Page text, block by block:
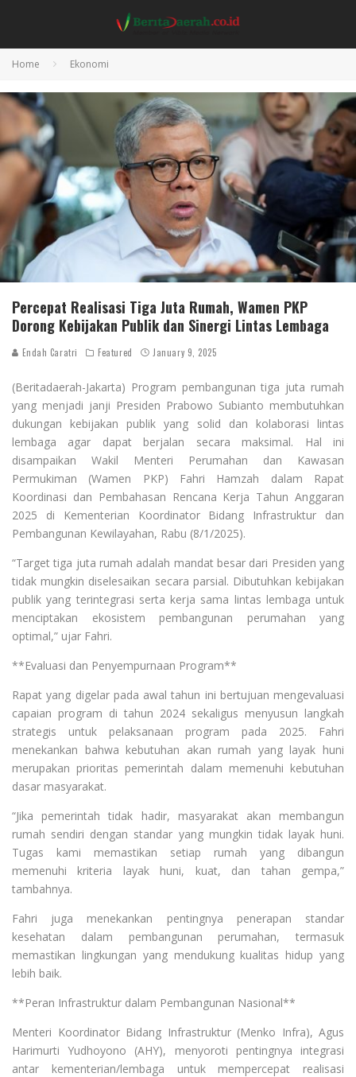
Home Ekonomi
Percepat Realisasi Tiga Juta Rumah, Wamen PKP
Dorong Kebijakan Publik dan Sinergi Lintas Lembaga
Endah Caratri Featured January 9, 2025
(Beritadaerah-Jakarta) Program pembangunan tiga juta rumah
yang menjadi janji Presiden Prabowo Subianto membutuhkan
dukungan kebijakan publik yang solid dan kolaborasi lintas
lembaga agar dapat berjalan secara maksimal. Hal ini
disampaikan Wakil Menteri Perumahan dan Kawasan
Permukiman (Wamen PKP) Fahri Hamzah dalam Rapat
Koordinasi dan Pembahasan Rencana Kerja Tahun Anggaran
2025 di Kementerian Koordinator Bidang Infrastruktur dan
Pembangunan Kewilayahan, Rabu (8/1/2025).
“Target tiga juta rumah adalah mandat besar dari Presiden yang
tidak mungkin diselesaikan secara parsial. Dibutuhkan kebijakan
publik yang terintegrasi serta kerja sama lintas lembaga untuk
menciptakan ekosistem pembangunan perumahan yang
optimal,” ujar Fahri.
**Evaluasi dan Penyempurnaan Program**
Rapat yang digelar pada awal tahun ini bertujuan mengevaluasi
capaian program di tahun 2024 sekaligus menyusun langkah
strategis untuk pelaksanaan program pada 2025. Fahri
menekankan bahwa kebutuhan akan rumah yang layak huni
merupakan prioritas pemerintah dalam memenuhi kebutuhan
dasar masyarakat.
“Jika pemerintah tidak hadir, masyarakat akan membangun
rumah sendiri dengan standar yang mungkin tidak layak huni.
Tugas kami memastikan setiap rumah yang dibangun
memenuhi kriteria layak huni, kuat, dan tahan gempa,”
tambahnya.
Fahri juga menekankan pentingnya penerapan standar
kesehatan dalam pembangunan perumahan, termasuk
memastikan lingkungan yang mendukung kualitas hidup yang
lebih baik.
**Peran Infrastruktur dalam Pembangunan Nasional**
Menteri Koordinator Bidang Infrastruktur (Menko Infra), Agus
Harimurti Yudhoyono (AHY), menyoroti pentingnya integrasi
antar kementerian/lembaga untuk mempercepat realisasi